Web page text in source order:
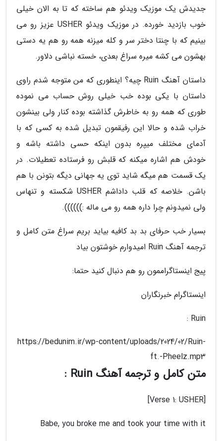
جدیدش یک موزیک ویدئو هم ساخته که تا به الان خیلی
خوب بازدید خورده. در موزیک ویدئو USHER عزیز رو می
بینیم که با چنتا دختر سر و کله میزنه همه رو هم یه دستی
بهشون می کشه میره سراغ بعدی، خسته نباشی دلاور.
داستان آهنگ Ruin چیه؟ اینطوری که من متوجه شدم راوی
داستان با یکی بوده خب خیلی روش حساب می نموده
طوری که همه رو به خاطرش گذاشته بوده کنار ولی بینشون
خراب شده و حالا این رفیقمون تبدیل شده به کسی که با
آدمای مختلف میپره بدون اینکه حسی داشته باشه و
خودش هم اشاره میکنه که قلبش رو فرستاده تعطیلات. در
یک قسمت هم میگه شاید توی یه جهانی دیگه بتونن با هم
باشن. خلاصه که قلب داداشم USHER شکسته و تنهاس
ولی نمیدونم چرا داره همه رو می ماله :)))))).
بسیار خب حرفای بد بد کافیه بیاید بریم سراغ متن کامل و
ترجمه آهنگ Ruin امیدوارم خوشتون بیاد
پیج اینستاگراممون رو هم دنبال کنید حتما:
اینستاگرام خبرنگاران
Ruin :
https://bedunim.ir/wp-content/uploads/2024/02/Ruin-
ft.-Pheelz.mp3
متن کامل و ترجمه آهنگ Ruin :
[Verse 1: USHER]
Babe, you broke me and took your time with it